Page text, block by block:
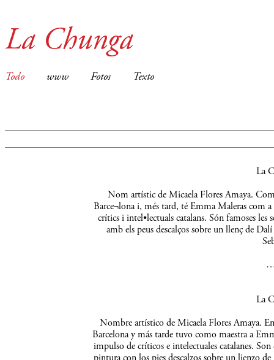
La Chunga
Todo www Fotos Texto
La
Nom artístic de Micaela Flores Amaya.
Barce¬lona i, més tard, té Emma Maleras com
crítics i intel•lectuals catalans. Són famoses
amb els peus descalços sobre un llenç de
La
Nombre artístico de Micaela Flores Amaya.
Barcelona y más tarde tuvo como maestra a
impulso de críticos e intelectuales catalanes.
pintura con los pies descalzos sobre un lienzo